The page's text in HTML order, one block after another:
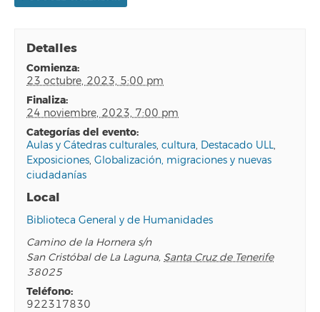
Detalles
comienza:
23 octubre, 2023, 5:00 pm
finaliza:
24 noviembre, 2023, 7:00 pm
categorías del evento:
Aulas y Cátedras culturales,cultura, Destacado ULL,
Exposiciones,Globalización, migraciones y nuevas
ciudadanías
Local
Biblioteca General y de Humanidades
Camino de la Hornera s/n
San Cristóbal de La Laguna, Santa Cruz de Tenerife
38025
teléfono:
922317830